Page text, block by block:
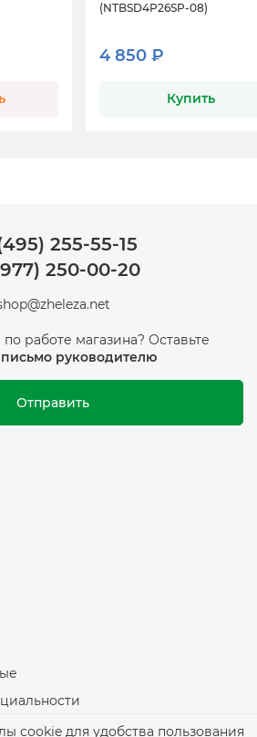
(NTBSD4P26SP-08)
4 850 ₽
Купить
255-55-15
250-00-20
работе магазина? Оставьте
письмо руководителю
Отправить
файлов Cookie
cookie для удобства пользования